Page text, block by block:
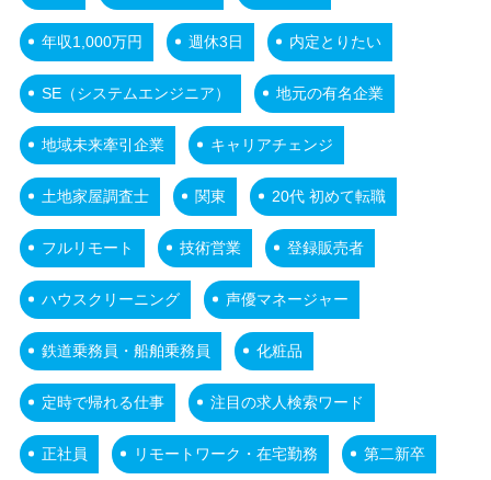
年収1,000万円 週休3日 内定とりたい
SE（システムエンジニア） 地元の有名企業
地域未来牽引企業 キャリアチェンジ
土地家屋調査士 関東 20代 初めて転職
フルリモート 技術営業 登録販売者
ハウスクリーニング 声優マネージャー
鉄道乗務員・船舶乗務員 化粧品
定時で帰れる仕事 注目の求人検索ワード
正社員 リモートワーク・在宅勤務 第二新卒